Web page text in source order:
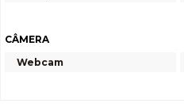
CÂMERA
Webcam